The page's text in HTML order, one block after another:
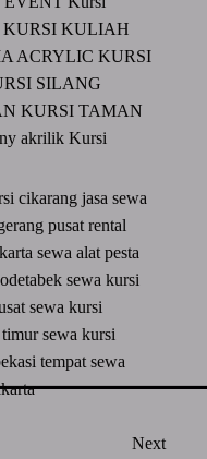
KURSI KULIAH
ACRYLICKURSI
SILANG
KURSI TAMAN
akrilikKursi
cikarangjasa sewa
pusat rental
sewa alat pesta
sewa kursi
sewa kursi
timursewa kursi
tempat sewa
Next